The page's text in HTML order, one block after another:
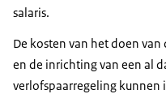
salaris.
De kosten van het doen
en de inrichting van een al
verlofspaarregeling